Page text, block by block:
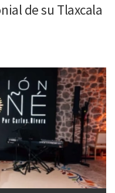
de su Tlaxcala